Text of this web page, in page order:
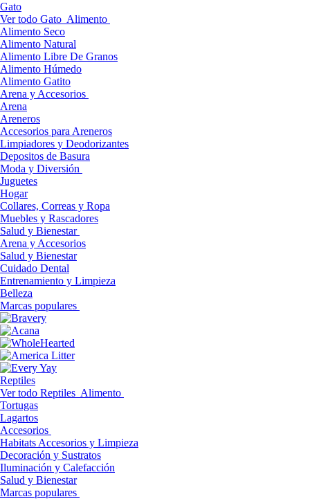
Gato
Ver todo Gato Alimento
Alimento Seco
Alimento Natural
Alimento Libre De Granos
Alimento Húmedo
Alimento Gatito
Arena y Accesorios
Arena
Areneros
Accesorios para Areneros
Limpiadores y Deodorizantes
Depositos de Basura
Moda y Diversión
Juguetes
Hogar
Collares, Correas y Ropa
Muebles y Rascadores
Salud y Bienestar
Arena y Accesorios
Salud y Bienestar
Cuidado Dental
Entrenamiento y Limpieza
Belleza
Marcas populares
Reptiles
Ver todo Reptiles Alimento
Tortugas
Lagartos
Accesorios
Habitats Accesorios y Limpieza
Decoración y Sustratos
Iluminación y Calefacción
Salud y Bienestar
Marcas populares